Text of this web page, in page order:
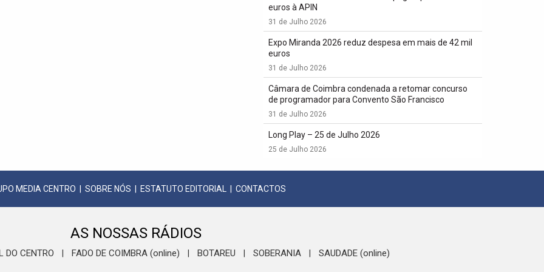
euros à APIN
31 de Julho 2026
Expo Miranda 2026 reduz despesa em mais de 42 mil
euros
31 de Julho 2026
Câmara de Coimbra condenada a retomar concurso
de programador para Convento São Francisco
31 de Julho 2026
Long Play – 25 de Julho 2026
25 de Julho 2026
MEDIA CENTRO SOBRE NÓS ESTATUTO EDITORIAL CONTACTOS
AS NOSSAS RÁDIOS
DO CENTRO FADO DE COIMBRA (online) BOTAREU SOBERANIA SAUDADE (online)